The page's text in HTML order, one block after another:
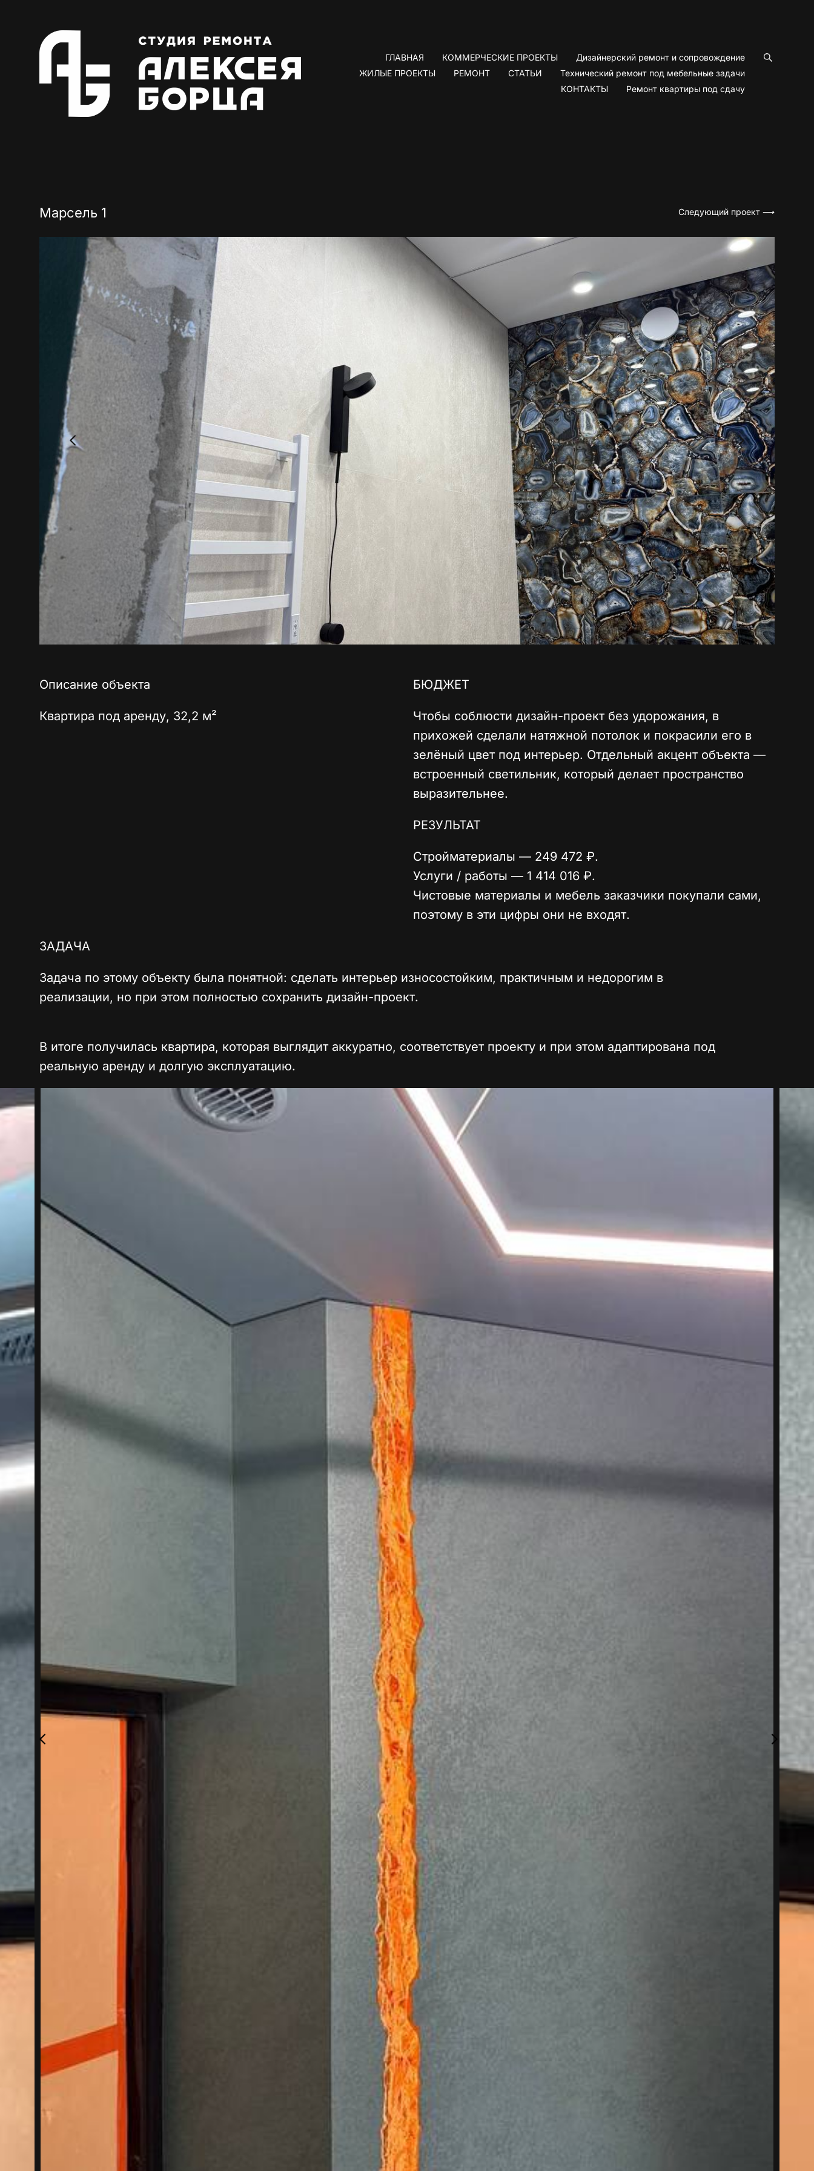
ГЛАВНАЯ КОММЕРЧЕСКИЕ ПРОЕКТЫ
Дизайнерский ремонт и сопровождение
ЖИЛЫЕ ПРОЕКТЫ
РЕМОНТ СТАТЬИ
Технический ремонт под мебельные задачи
КОНТАКТЫ
Ремонт квартиры под сдачу
Марсель 1 Следующий проект ⟶
Описание объекта
Квартира под аренду, 32,2 м²
БЮДЖЕТ
Чтобы соблюсти дизайн-проект без удорожания, в
прихожей сделали натяжной потолок и покрасили его в
зелёный цвет под интерьер. Отдельный акцент объекта —
встроенный светильник, который делает пространство
выразительнее.
РЕЗУЛЬТАТ
Стройматериалы — 249 472 ₽.
Услуги / работы — 1 414 016 ₽.
Чистовые материалы и мебель заказчики покупали сами,
поэтому в эти цифры они не входят.
ЗАДАЧА
Задача по этому объекту была понятной: сделать интерьер износостойким, практичным и недорогим в
реализации, но при этом полностью сохранить дизайн-проект.
В итоге получилась квартира, которая выглядит аккуратно, соответствует проекту и при этом адаптирована под
реальную аренду и долгую эксплуатацию.